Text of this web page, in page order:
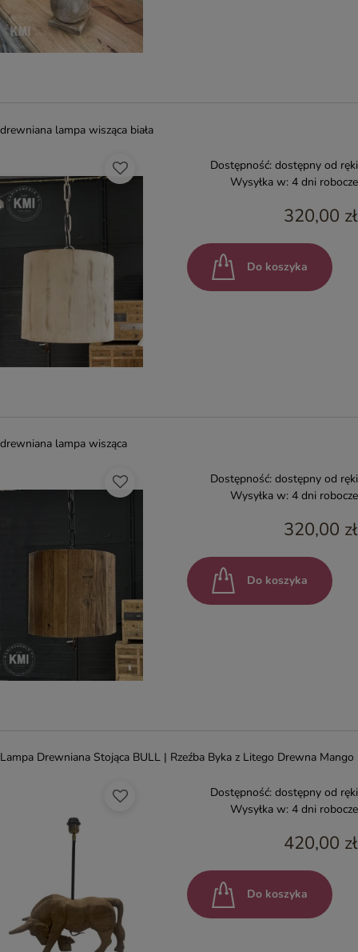
drewniana lampa wisząca biała
Dostępność: dostępny od ręki
Wysyłka w: 4 dni robocze
320,00 zł
Do koszyka
drewniana lampa wisząca
Dostępność: dostępny od ręki
Wysyłka w: 4 dni robocze
320,00 zł
Do koszyka
Lampa Drewniana Stojąca BULL | Rzeźba Byka z Litego Drewna Mango
Dostępność: dostępny od ręki
Wysyłka w: 4 dni robocze
420,00 zł
Do koszyka